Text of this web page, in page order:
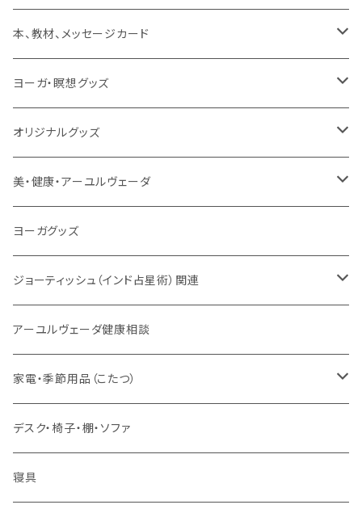
動画
本／資料（PDFデータ）
トウドウ作品
マントラ（ヴェーダ）
イミー・ウーイ・メッセージ
ヴェーダプラカーシャ・トウドウ
サンスクリット讃歌、叙事詩
インド古典音楽
ほか
タンブーラ（オンデマンド/海外直送）
電子タンブーラ
マントラBOX
本、教材、メッセージカード
本
ヴェーダプラカーシャ・トウドウ著作
サンスクリット教材
ヨーガ・瞑想グッズ
シンギングボール
チベタンベル、ティンシャ
線香
法具・珠数・神仏象
ヤントラ
宝石
雑貨
ブランケット
オリジナルグッズ
Tシャツ
VEDAヤントラロゴ入り
スマホケース
VEDA CENTER ヤントラロゴ入り
美・健康・アーユルヴェーダ
健康全般/アーユルヴェーダ
ボディケア
ヘアケア
オーガニック・アーユルヴェーダ
ヨーガ / 瞑想
毎日の生活目的
ヨーガグッズ
ジョーティッシュ（インド占星術）関連
総合相談
３問コース
５問コース
相性診断
長期予測
誕生時間選定
アーユルヴェーダ健康相談
家電・季節用品（こたつ）
季節・空調家電
こたつ・こたつ用品
デスク・椅子・棚・ソファ
寝具